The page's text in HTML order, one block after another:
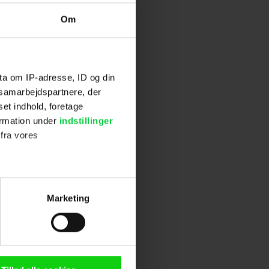
Om
om IP-adresse, ID og din
der
indhold, foretage
under indstillinger
vores
browser til statistik og
Marketing